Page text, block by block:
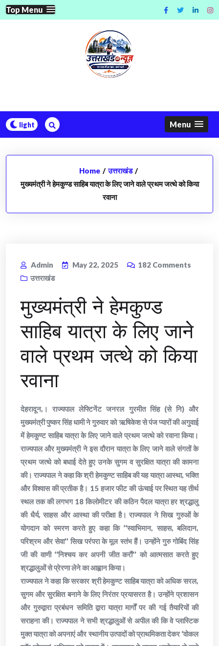
Skip
to
Top Menu
Menu
Home / उत्तराखंड /
मुख्यमंत्री ने हेमकुण्ड साहिब यात्रा के लिए जाने वाले प्रथम जत्थे को किया
रवाना
Admin May 22, 2025 182 Comments
उत्तराखंड
मुख्यमंत्री ने हेमकुण्ड
साहिब यात्रा के लिए जाने
वाले प्रथम जत्थे को किया
रवाना
देहरादून,। राज्यपाल लेफ्टिनेंट जनरल गुरमीत सिंह (से नि) और
मुख्यमंत्री पुष्कर सिंह धामी ने गुरुवार को ऋषिकेश से पंज प्यारों की अगुवाई
में हेमकुण्ट साहिब यात्रा के लिए जाने वाले प्रथम जत्थे को रवाना किया।
राज्यपाल और मुख्यमंत्री ने इस दौरान यात्रा के लिए जाने वाले संगतों के
प्रथम जत्थे को बधाई देते हुए उनके सुगम व सुरक्षित यात्रा की कामना
की। राज्यपाल ने कहा कि श्री हेमकुण्ट साहिब की यह यात्रा आस्था, भक्ति
और विश्वास की प्रतीक है। 15 हजार फीट की ऊंचाई पर स्थित यह तीर्थ
स्थल तक की लगभग 18 किलोमीटर की कठिन पैदल यात्रा हर श्रद्धालु
की धैर्य, साहस और आस्था की परीक्षा है। राज्यपाल ने सिख गुरुओं के
योगदान को स्मरण करते हुए कहा कि ‘‘स्वाभिमान, साहस, बलिदान,
परिश्रम और सेवा’’ सिख परंपरा के मूल स्तंभ हैं। उन्होंने गुरु गोबिंद सिंह
जी की वाणी ‘‘निश्चय कर अपनी जीत करौं’’ को आत्मसात करते हुए
श्रद्धालुओं से प्रेरणा लेने का आह्वान किया।
राज्यपाल ने कहा कि सरकार श्री हेमकुण्ट साहिब यात्रा को अधिक सरल,
सुगम और सुरक्षित बनाने के लिए निरंतर प्रयासरत है। उन्होंने प्रशासन
और गुरुद्वारा प्रबंधन समिति द्वारा यात्रा मार्गों पर की गई तैयारियों की
सराहना की। राज्यपाल ने सभी श्रद्धालुओं से अपील की कि वे प्लास्टिक
मुक्त यात्रा को अपनाएं और स्थानीय उत्पादों को प्राथमिकता देकर ‘वोकल